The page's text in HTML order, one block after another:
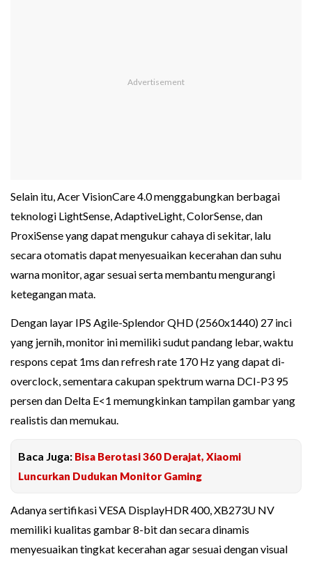
Selain itu, Acer VisionCare 4.0 menggabungkan berbagai
teknologi LightSense, AdaptiveLight, ColorSense, dan
ProxiSense yang dapat mengukur cahaya di sekitar, lalu
secara otomatis dapat menyesuaikan kecerahan dan suhu
warna monitor, agar sesuai serta membantu mengurangi
ketegangan mata.
Dengan layar IPS Agile-Splendor QHD (2560x1440) 27 inci
yang jernih, monitor ini memiliki sudut pandang lebar, waktu
respons cepat 1ms dan refresh rate 170 Hz yang dapat di-
overclock, sementara cakupan spektrum warna DCI-P3 95
persen dan Delta E<1 memungkinkan tampilan gambar yang
realistis dan memukau.
Baca Juga: Bisa Berotasi 360 Derajat, Xiaomi
Luncurkan Dudukan Monitor Gaming
Adanya sertifikasi VESA DisplayHDR 400, XB273U NV
memiliki kualitas gambar 8-bit dan secara dinamis
menyesuaikan tingkat kecerahan agar sesuai dengan visual